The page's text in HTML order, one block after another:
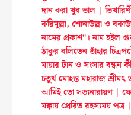
দান করা খুব ভাল |
করিমুল্লা, শোনাউল্লা ও
নামের প্রকাশ"। নাম হইল
ঠাকুর বলিতেন তাঁহার
মায়ার টান ও সংসার বন্ধন
চতুর্থ মোহন্ত মহারাজ
আমিই তো সত্যনারায়ণ |
মক্কায় প্রেরিত রহস্যময় পত্র